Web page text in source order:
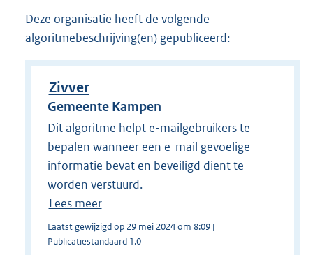
Deze organisatie heeft de volgende
algoritmebeschrijving(en) gepubliceerd:
Zivver
Gemeente Kampen
Dit algoritme helpt e-mailgebruikers te
bepalen wanneer een e-mail gevoelige
informatie bevat en beveiligd dient te
worden verstuurd.
Lees meer
Laatst gewijzigd op 29 mei 2024 om 8:09 |
Publicatiestandaard 1.0